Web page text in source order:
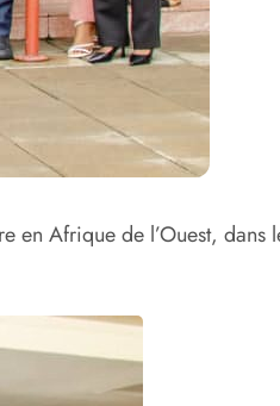
en Afrique de l’Ouest, dans